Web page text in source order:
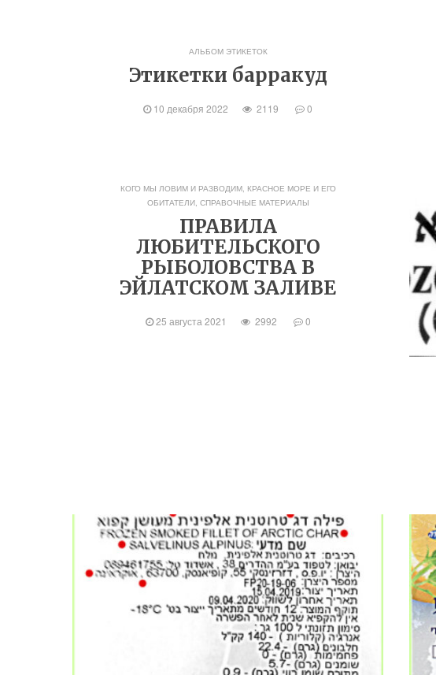
АЛЬБОМ ЭТИКЕТОК
Этикетки барракуд
10 декабря 2022 2119 0
КОГО МЫ ЛОВИМ И РАЗВОДИМ, КРАСНОЕ МОРЕ И ЕГО
ОБИТАТЕЛИ, СПРАВОЧНЫЕ МАТЕРИАЛЫ
ПРАВИЛА
ЛЮБИТЕЛЬСКОГО
РЫБОЛОВСТВА В
ЭЙЛАТСКОМ ЗАЛИВЕ
25 августа 2021 2992 0